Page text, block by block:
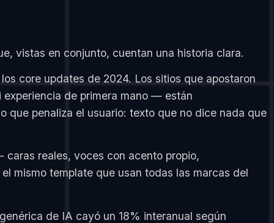
vistas en conjunto, cuentan una historia clara.
core updates de 2024. Los sitios que apostaron
de primera mano — están
que penaliza el usuario: texto que no dice nada que
reales, voces con acento propio,
mismo template que usan todas las marcas del
de IA cayó un 18% interanual según